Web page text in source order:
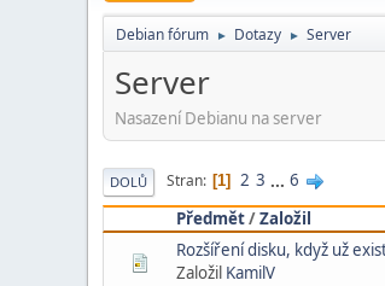
Debian fórum ► Dotazy ► Server
Server
Nasazení Debianu na server
DOLŮ Stran 1 2 3 ... 6
Předmět/Založil
Rozšíření disku, když už
Založil KamilV